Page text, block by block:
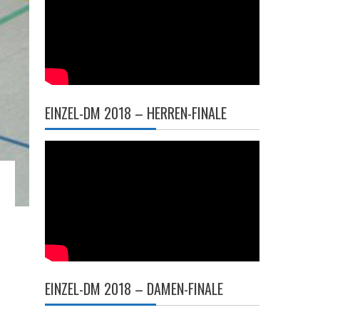
EINZEL-DM 2018 – HERREN-FINALE
EINZEL-DM 2018 – DAMEN-FINALE